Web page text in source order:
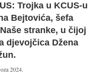
Trojka u KCUS-u
Bejtovića, šefa
stranke, u čijoj
djevojčica Džena
2024.